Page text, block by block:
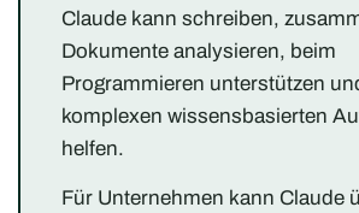
Claude kann schreiben,
Dokumente analysieren, beim
Programmieren unterstützen
komplexen wissensbasierten
helfen.
Für Unternehmen kann Claude